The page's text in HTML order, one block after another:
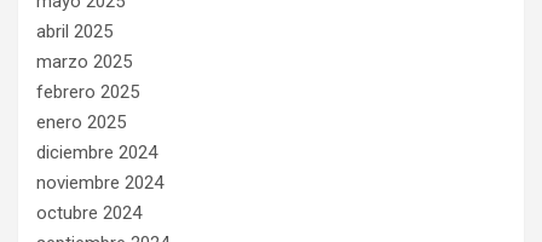
abril 2025
marzo 2025
febrero 2025
enero 2025
diciembre 2024
noviembre 2024
octubre 2024